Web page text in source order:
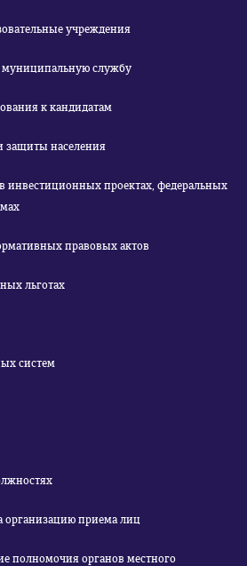
учреждения
муниципальную службу
к кандидатам
защиты населения
инвестиционных проектах, федеральных
правовых актов
льготах
систем
организацию приема лиц
полномочия органов местного